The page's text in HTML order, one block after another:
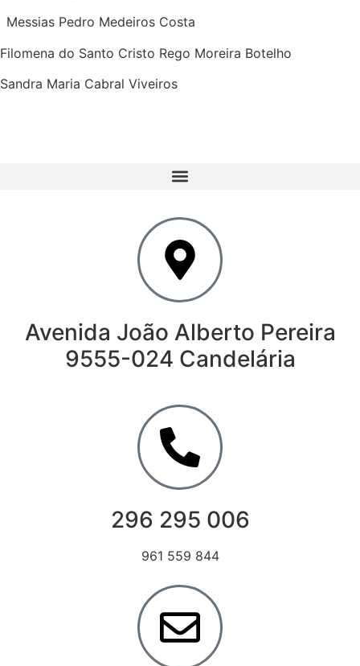
Messias Pedro Medeiros Costa
Filomena do Santo Cristo Rego Moreira Botelho
Sandra Maria Cabral Viveiros
Avenida João Alberto Pereira
9555-024 Candelária
296 295 006
961 559 844